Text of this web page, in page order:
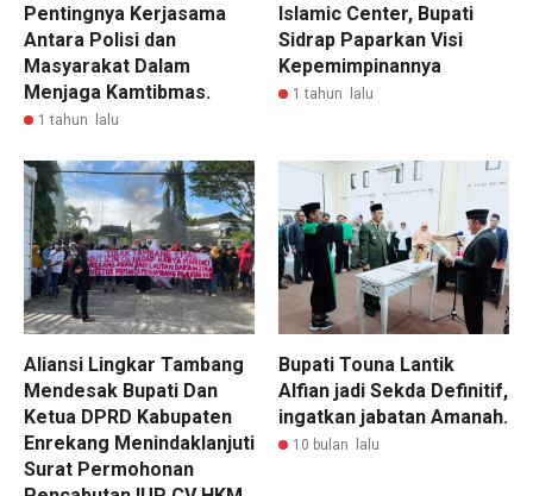
Pentingnya Kerjasama
Antara Polisi dan
Masyarakat Dalam
Menjaga Kamtibmas.
1 tahun lalu
Islamic Center, Bupati
Sidrap Paparkan Visi
Kepemimpinannya
1 tahun lalu
Aliansi Lingkar Tambang
Mendesak Bupati Dan
Ketua DPRD Kabupaten
Enrekang Menindaklanjuti
Surat Permohonan
Bupati Touna Lantik
Alfian jadi Sekda Definitif,
ingatkan jabatan Amanah.
10 bulan lalu